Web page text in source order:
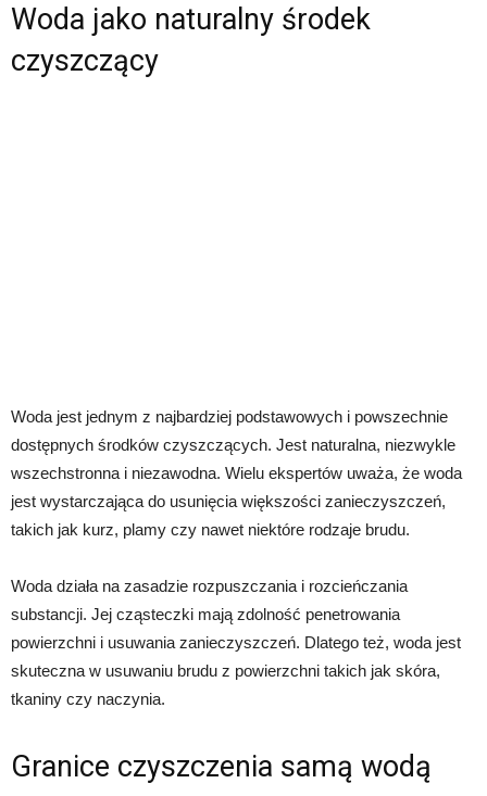
Woda jako naturalny środek
czyszczący
Woda jest jednym z najbardziej podstawowych i powszechnie
dostępnych środków czyszczących. Jest naturalna, niezwykle
wszechstronna i niezawodna. Wielu ekspertów uważa, że woda
jest wystarczająca do usunięcia większości zanieczyszczeń,
takich jak kurz, plamy czy nawet niektóre rodzaje brudu.
Woda działa na zasadzie rozpuszczania i rozcieńczania
substancji. Jej cząsteczki mają zdolność penetrowania
powierzchni i usuwania zanieczyszczeń. Dlatego też, woda jest
skuteczna w usuwaniu brudu z powierzchni takich jak skóra,
tkaniny czy naczynia.
Granice czyszczenia samą wodą